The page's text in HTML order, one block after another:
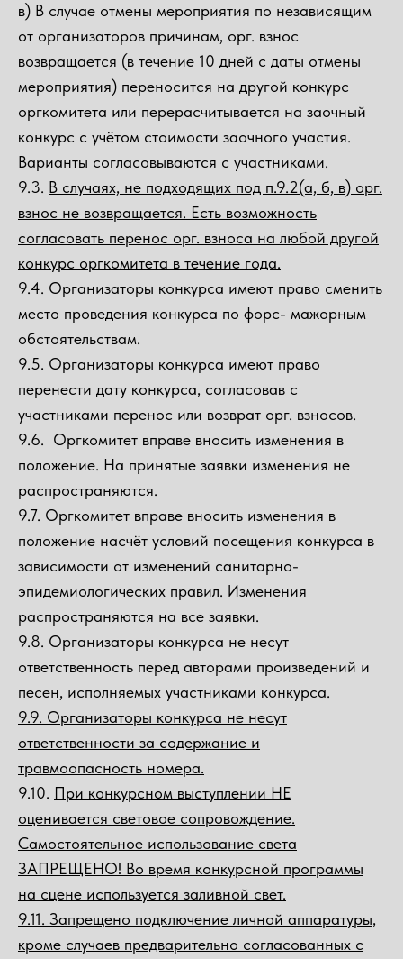
в) В случае отмены мероприятия по независящим
от организаторов причинам, орг. взнос
возвращается (в течение 10 дней с даты отмены
мероприятия) переносится на другой конкурс
оргкомитета или перерасчитывается на заочный
конкурс с учётом стоимости заочного участия.
Варианты согласовываются с участниками.
9.3. В случаях, не подходящих под п.9.2(а, б, в) орг.
взнос не возвращается. Есть возможность
согласовать перенос орг. взноса на любой другой
конкурс оргкомитета в течение года.
9.4. Организаторы конкурса имеют право сменить
место проведения конкурса по форс- мажорным
обстоятельствам.
9.5. Организаторы конкурса имеют право
перенести дату конкурса, согласовав с
участниками перенос или возврат орг. взносов.
9.6. Оргкомитет вправе вносить изменения в
положение. На принятые заявки изменения не
распространяются.
9.7. Оргкомитет вправе вносить изменения в
положение насчёт условий посещения конкурса в
зависимости от изменений санитарно-
эпидемиологических правил. Изменения
распространяются на все заявки.
9.8. Организаторы конкурса не несут
ответственность перед авторами произведений и
песен, исполняемых участниками конкурса.
9.9. Организаторы конкурса не несут
ответственности за содержание и
травмоопасность номера.
9.10. При конкурсном выступлении НЕ
оценивается световое сопровождение.
Самостоятельное использование света
ЗАПРЕЩЕНО! Во время конкурсной программы
на сцене используется заливной свет.
9.11. Запрещено подключение личной аппаратуры,
кроме случаев предварительно согласованных с